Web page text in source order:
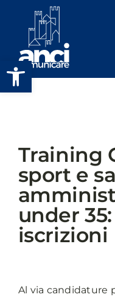
Apri la barra degli strumenti
contenuto
Training
sport e
under
iscrizioni
Al via candidature